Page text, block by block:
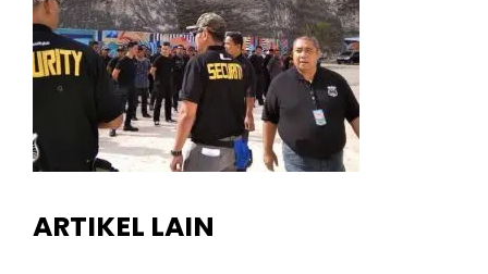
ARTIKEL LAIN